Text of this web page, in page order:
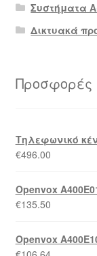
Συστήματα
Δικτυακά
Προσφορές
Τηλεφωνικό
€496.00
Openvox
€135.50
Openvox